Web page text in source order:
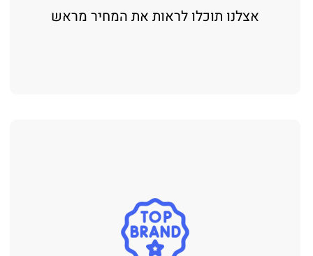
אצלנו תוכלו לראות את המחיר מראש